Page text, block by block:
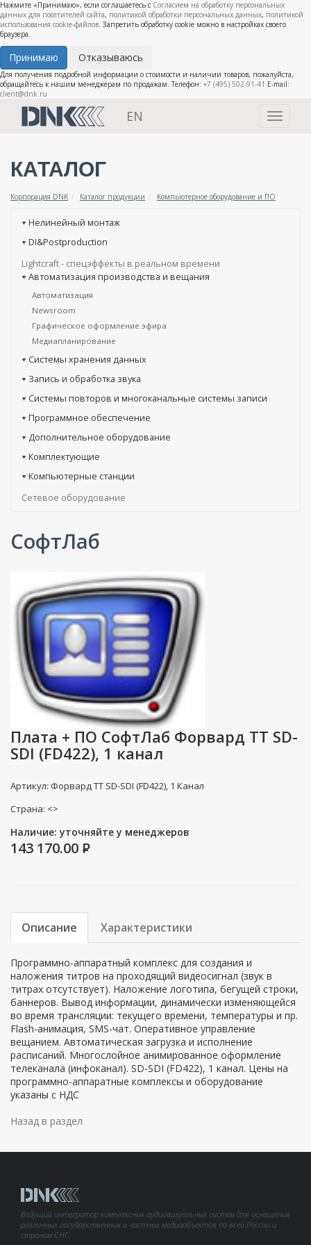
Нажмите «Принимаю», если соглашаетесь с Согласием на обработку персональных
данных для посетителей сайта, политикой обработки персональных данных, политикой
использования cookie-файлов. Запретить обработку cookie можно в настройках своего
браузера.
Принимаю Отказываюсь
Для получения подробной информации о стоимости и наличии товаров, пожалуйста,
обращайтесь к нашим менеджерам по продажам. Телефон: +7 (495) 502-91-41 E-mail:
client@dnk.ru
Toggle
EN
КАТАЛОГ
Корпорация DNK Каталог продукции Компьютерное оборудование и ПО
Нелинейный монтаж
DI&Postproduction
Lightcraft - cпецэффекты в реальном времени
Автоматизация производства и вещания
Автоматизация
Newsroom
Графическое оформление эфира
Медиапланирование
Системы хранения данных
Запись и обработка звука
Системы повторов и многоканальные системы записи
Программное обеспечение
Дополнительное оборудование
Комплектующие
Компьютерные станции
Сетевое оборудование
СофтЛаб
Плата + ПО СофтЛаб Форвард ТТ SD-
SDI (FD422), 1 канал
Артикул: Форвард ТТ SD-SDI (FD422), 1 Канал
Страна: <>
Наличие: уточняйте у менеджеров
143 170.00 P
Описание Характеристики
Программно-аппаратный комплекс для создания и
наложения титров на проходящий видеосигнал (звук в
титрах отсутствует). Наложение логотипа, бегущей строки,
баннеров. Вывод информации, динамически изменяющейся
во время трансляции: текущего времени, температуры и пр.
Flash-анимация, SMS-чат. Оперативное управление
вещанием. Автоматическая загрузка и исполнение
расписаний. Многослойное анимированное оформление
телеканала (инфоканал). SD-SDI (FD422), 1 канал. Цены на
программно-аппаратные комплексы и оборудование
указаны с НДС
Назад в раздел
Ведущий интегратор комплексных аудиовизуальных систем для оснащения
различных государственных и частных медиаобъектов по всей России и
странам СНГ.